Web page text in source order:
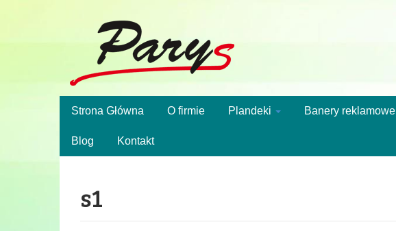
Strona Główna O firmie Plandeki Banery reklamowe
Blog Kontakt
s1